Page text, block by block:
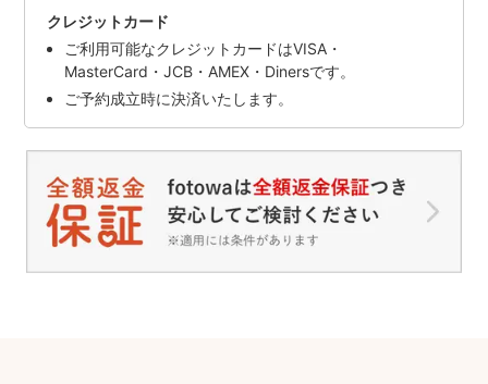
クレジットカード
ご利用可能なクレジットカードはVISA・
MasterCard・JCB・AMEX・Dinersです。
ご予約成立時に決済いたします。